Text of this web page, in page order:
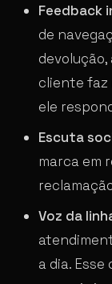
Feedback
de
devolução,
cliente faz
ele
Escuta
marca em
Voz da
a dia.